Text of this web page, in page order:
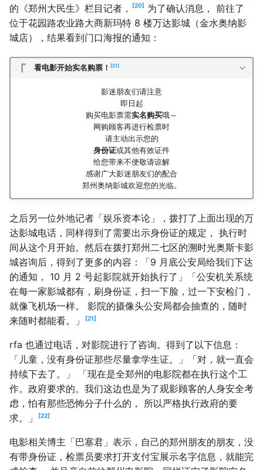
的《郑州大民生》栏目记者，
20
为了确认消息， 前往了
位于花园路农业路大商新玛特 8 楼万达影城（金水奥纳影
城店），结果看到门口海报的通知：
看电影开始实名购票！ 21
影迷朋友们请注意
即日起
购买电影票需实名购买哦～
网购顾客再进行检票时
请主动出示您的
身份证或其他有效证件
给您带来不便敬请谅解
感谢广大影迷朋友们的配合
郑州奥纳影城欢迎您的光临。
之后另一位外地记者「娱乐资本论」，拨打了上面出现的万
达影城电话，同样得到了需要出示身份证的规定， 执行时
间从这个月开始。然后在拨打郑州二七区的溯时光奥斯卡影
城咨询后，得到了更多的内容：「9 月底公安局给我们下达
的通知， 10 月 2 号起影院就开始执行了」「公安机关系统
在每一家影城都有，刷身份证，扫一下脸，过一下安检门，
就像飞机场一样。 影院的摄像头公安局都会抽查的，随时
来随时都能看。」
21
rfa 也通过电话，对影院进行了咨询。得到了以下信息：
「儿童，没有身份证那些尽量拿学生证。」「对，就一直会
持续下去了。」 「现在是全郑州的电影院都在执行这个工
作。政府要求的。我们这边也是为了观影顾客的人身安全考
虑，怕有那些恐怖分子什么的， 所以严格执行政府的要
求。」
22
电影相关博主「巴塞君」表示，自己的郑州朋友的朋友，没
有带身份证，检票员要求打开支付宝展示名字信息，就能完